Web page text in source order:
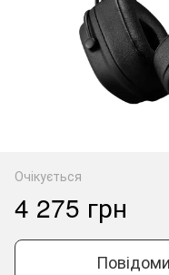
Очікується
4 275 грн